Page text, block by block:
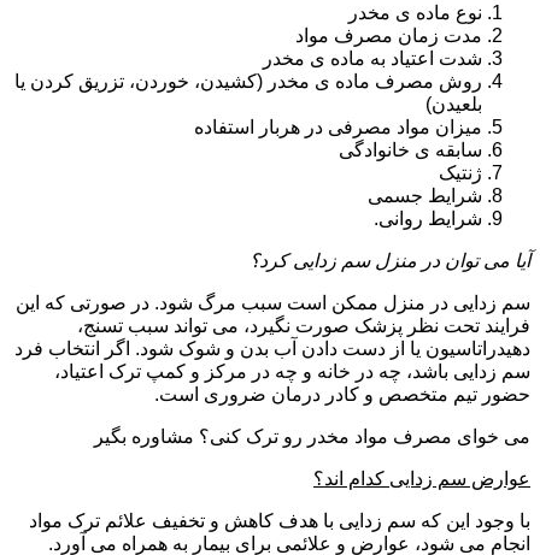
نوع ماده ی مخدر
مدت زمان مصرف مواد
شدت اعتیاد به ماده ی مخدر
روش مصرف ماده ی مخدر (کشیدن، خوردن، تزریق کردن یا
بلعیدن)
میزان مواد مصرفی در هربار استفاده
سابقه ی خانوادگی
ژنتیک
شرایط جسمی
شرایط روانی.
آیا می توان در منزل سم زدایی کرد؟
سم زدایی در منزل ممکن است سبب مرگ شود. در صورتی که این
فرایند تحت نظر پزشک صورت نگیرد، می تواند سبب تسنج،
دهیدراتاسیون یا از دست دادن آب بدن و شوک شود. اگر انتخاب فرد
سم زدایی باشد، چه در خانه و چه در مرکز و کمپ ترک اعتیاد،
حضور تیم متخصص و کادر درمان ضروری است.
می خوای مصرف مواد مخدر رو ترک کنی؟ مشاوره بگیر
عوارض سم زدایی کدام اند؟
با وجود این که سم زدایی با هدف کاهش و تخفیف علائم ترک مواد
انجام می شود، عوارض و علائمی برای بیمار به همراه می آورد.